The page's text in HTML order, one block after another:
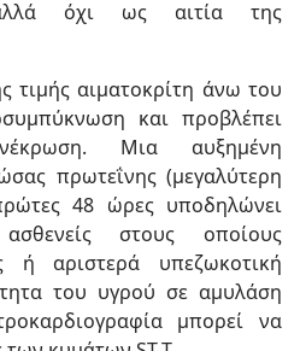
όχι ως αιτία της
τιμής αιματοκρίτη άνω του
και προβλέπει
Μια αυξημένη
πρωτεΐνης (μεγαλύτερη
48 ώρες υποδηλώνει
στους οποίους
ή αριστερά υπεζωκοτική
του υγρού σε αμυλάση
μπορεί να